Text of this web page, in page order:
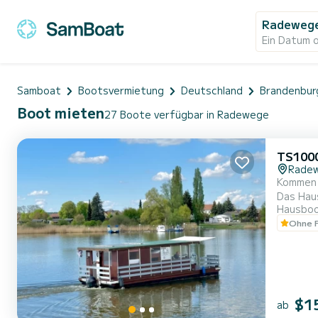
Ein Datum
Samboat Bootsvermietung Deutschland
Boot mieten27 Boote verfügbar in Radewege
Das
Ohne
ab